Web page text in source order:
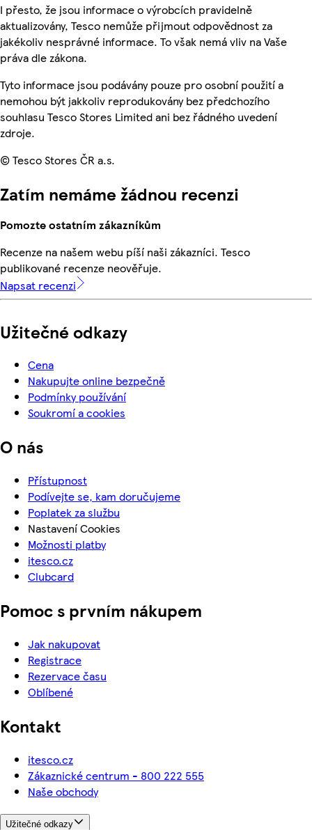
I přesto, že jsou informace o výrobcích pravidelně
aktualizovány, Tesco nemůže přijmout odpovědnost za
jakékoliv nesprávné informace. To však nemá vliv na Vaše
práva dle zákona.
Tyto informace jsou podávány pouze pro osobní použití a
nemohou být jakkoliv reprodukovány bez předchozího
souhlasu Tesco Stores Limited ani bez řádného uvedení
zdroje.
© Tesco Stores ČR a.s.
Zatím nemáme žádnou recenzi
Pomozte ostatním zákazníkům
Recenze na našem webu píší naši zákazníci. Tesco
publikované recenze neověřuje.
Napsat recenzi
Užitečné odkazy
Cena
Nakupujte online bezpečně
Podmínky používání
Soukromí a cookies
O nás
Přístupnost
Podívejte se, kam doručujeme
Poplatek za službu
Nastavení Cookies
Možnosti platby
itesco.cz
Clubcard
Pomoc s prvním nákupem
Jak nakupovat
Registrace
Rezervace času
Oblíbené
Kontakt
itesco.cz
Zákaznické centrum - 800 222 555
Naše obchody
Užitečné odkazy